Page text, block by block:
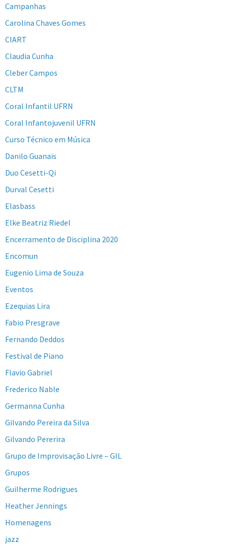
Campanhas
Carolina Chaves Gomes
CIART
Claudia Cunha
Cleber Campos
CLTM
Coral Infantil UFRN
Coral Infantojuvenil UFRN
Curso Técnico em Música
Danilo Guanais
Duo Cesetti-Qi
Durval Cesetti
Elasbass
Elke Beatriz Riedel
Encerramento de Disciplina 2020
Encomun
Eugenio Lima de Souza
Eventos
Ezequias Lira
Fabio Presgrave
Fernando Deddos
Festival de Piano
Flavio Gabriel
Frederico Nable
Germanna Cunha
Gilvando Pereira da Silva
Gilvando Pererira
Grupo de Improvisação Livre – GIL
Grupos
Guilherme Rodrigues
Heather Jennings
Homenagens
jazz